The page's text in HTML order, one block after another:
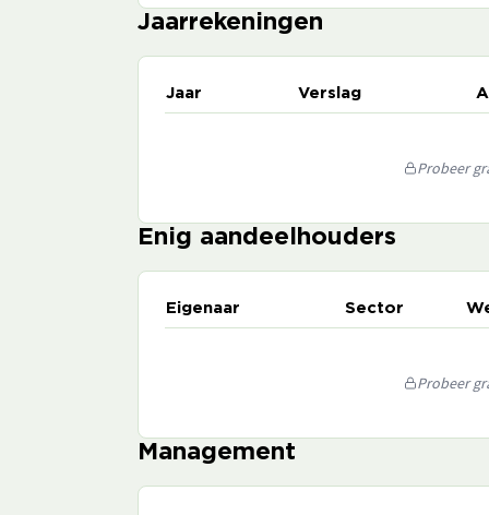
Jaarrekeningen
Jaar Verslag
Probeer
Enig aandeelhouders
Eigenaar Sector
Probeer
Management